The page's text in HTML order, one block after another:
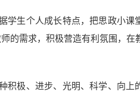
学生个人成长特点，把思政小课
的需求，积极营造有利氛围，在
积极、进步、光明、科学、向上